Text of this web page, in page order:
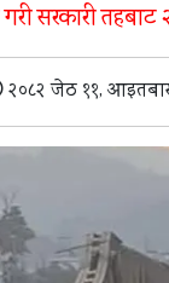
सरकारी
२०८२ जेठ ११,